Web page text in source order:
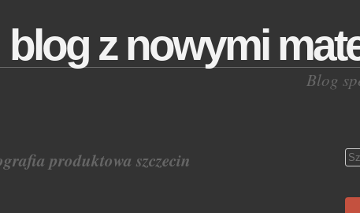
blog z nowymi
Blog
produktowa szczecin